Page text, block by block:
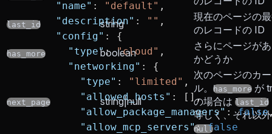
      "name"
: "default" ,
      "description"
: "" ,
      "config"
: {
        "type"
: "cloud" ,
        "networking"
: {
          "type"
: "limited" ,
          "allowed_hosts"
: [],
          "allow_package_managers"
: false
          "allow_mcp_servers"
: false
last_id string
現在のページの
のレコードの ID
has_more boolean
さらにページが
かどうか
next_page string|null
次のページのカ
ル。
has_more が
の場合は last_id
等しく、それ以
null